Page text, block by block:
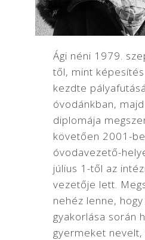
Ági néni 1979.
től, mint
kezdte
óvodánkban,
diplomája
követően 2001-
óvodavezető-
július 1-től az
vezetője lett.
nehéz lenne,
gyakorlása során
gyermeket